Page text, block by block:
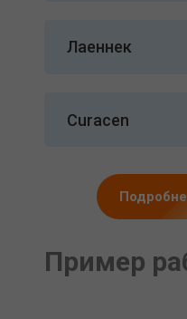
Лаеннек
Curacen
Пример